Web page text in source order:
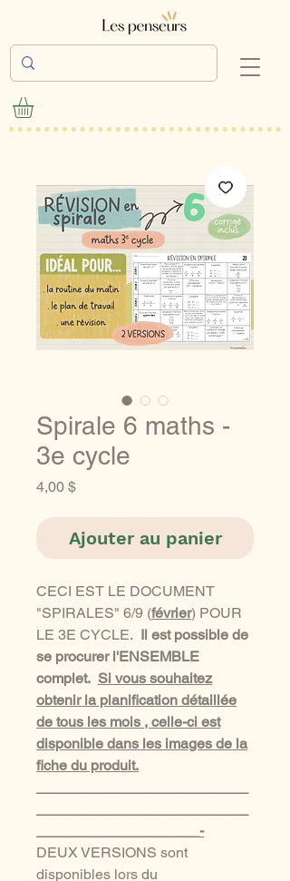
Spirale 6 maths -
3e cycle
4,00 $Prix
Ajouter au panier
CECI EST LE DOCUMENT
"SPIRALES" 6/9 (février) POUR
LE 3E CYCLE. Il est possible de
se procurer l'ENSEMBLE
complet. Si vous souhaitez
obtenir la planification détaillée
de tous les mois , celle-ci est
disponible dans les images de la
fiche du produit.
____________________-
DEUX VERSIONS sont
disponibles lors du